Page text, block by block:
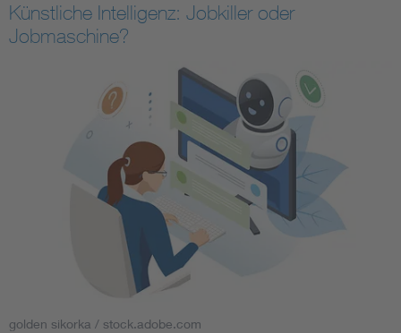
Künstliche Intelligenz: Jobkiller oder
Jobmaschine?
golden sikorka / stock.adobe.com